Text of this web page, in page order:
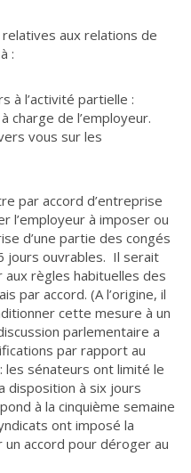
aux relations de
:
à l’activité partielle :
charge de l’employeur.
vous sur les
par accord d’entreprise
l’employeur à imposer ou
d’une partie des congés
jours ouvrables. Il serait
règles habituelles des
par accord. (A l’origine, il
cette mesure à un
parlementaire a
par rapport au
les sénateurs ont limité le
disposition à six jours
à la cinquième semaine
ont imposé la
accord pour déroger au